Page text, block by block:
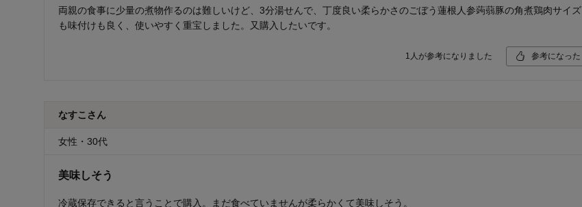
両親の食事に少量の煮物作るのは難しいけど、3分湯せんで、丁度良い柔らかさのごぼう蓮根人参蒟蒻豚の角煮鶏肉サイズ
も味付けも良く、使いやすく重宝しました。又購入したいです。
1 人が参考になりました 参考になった
なすこさん
女性・30代
美味しそう
冷蔵保存できると言うことで購入。まだ食べていませんが柔らかくて美味しそう。